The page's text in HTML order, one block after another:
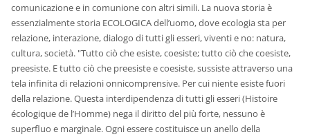
comunicazione e in comunione con altri simili. La nuova storia è
essenzialmente storia ECOLOGICA dell’uomo, dove ecologia sta per
relazione, interazione, dialogo di tutti gli esseri, viventi e no: natura,
cultura, società. "Tutto ciò che esiste, coesiste; tutto ciò che coesiste,
preesiste. E tutto ciò che preesiste e coesiste, sussiste attraverso una
tela infinita di relazioni onnicomprensive. Per cui niente esiste fuori
della relazione. Questa interdipendenza di tutti gli esseri (Histoire
écologique de l’Homme) nega il diritto del più forte, nessuno è
superfluo e marginale. Ogni essere costituisce un anello della